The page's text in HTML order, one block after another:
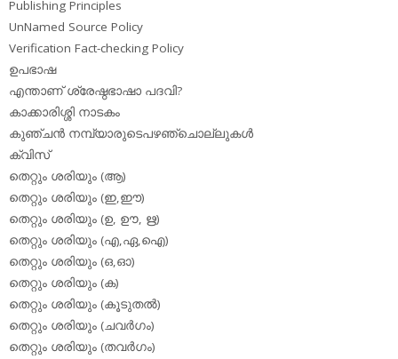
Publishing Principles
UnNamed Source Policy
Verification Fact-checking Policy
ഉപഭാഷ
എന്താണ് ശ്രേഷ്ഠഭാഷാ പദവി?
കാക്കാരിശ്ശി നാടകം
കുഞ്ചന്‍ നമ്പ്യാരുടെപഴഞ്ചൊല്ലുകള്‍
ക്വിസ്
തെറ്റും ശരിയും (ആ)
തെറ്റും ശരിയും (ഇ,ഈ)
തെറ്റും ശരിയും (ഉ, ഊ, ഋ)
തെറ്റും ശരിയും (എ,ഏ,ഐ)
തെറ്റും ശരിയും (ഒ,ഓ)
തെറ്റും ശരിയും (ക)
തെറ്റും ശരിയും (കൂടുതല്‍)
തെറ്റും ശരിയും (ചവര്‍ഗം)
തെറ്റും ശരിയും (തവര്‍ഗം)